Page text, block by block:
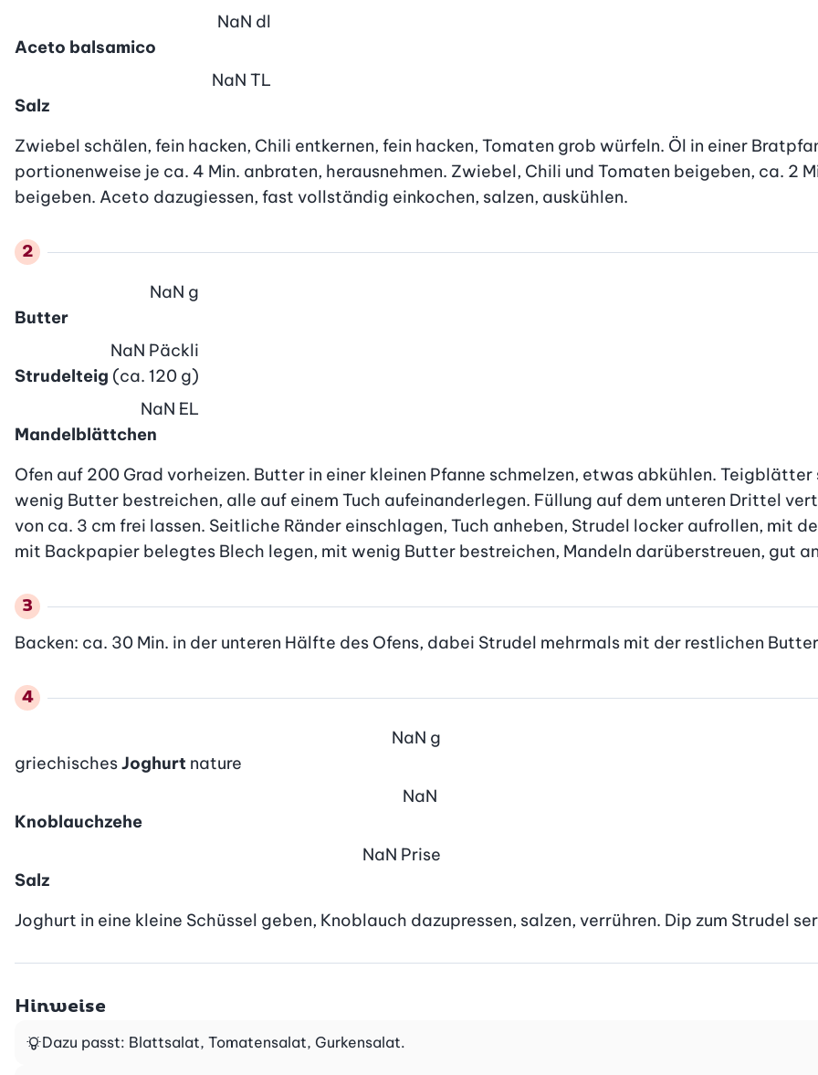
Aceto balsamico
NaN dl
Salz
NaN TL
Zwiebel schälen, fein hacken, Chili entkernen, fein hacken, Tomaten grob würfeln. Öl in einer
portionenweise je ca. 4 Min. anbraten, herausnehmen. Zwiebel, Chili und Tomaten beigeben, ca. 2
beigeben. Aceto dazugiessen, fast vollständig einkochen, salzen, auskühlen.
Butter
NaN g
Strudelteig (ca. 120 g)
NaN Päckli
Mandelblättchen
NaN EL
Ofen auf 200 Grad vorheizen. Butter in einer kleinen Pfanne schmelzen, etwas abkühlen.
wenig Butter bestreichen, alle auf einem Tuch aufeinanderlegen. Füllung auf dem unteren Drittel
von ca. 3 cm frei lassen. Seitliche Ränder einschlagen, Tuch anheben, Strudel locker aufrollen, mit
mit Backpapier belegtes Blech legen, mit wenig Butter bestreichen, Mandeln darüberstreuen, gut
Backen: ca. 30 Min. in der unteren Hälfte des Ofens, dabei Strudel mehrmals mit der restlichen
griechischesJoghurt nature
NaN g
Knoblauchzehe
NaN
Salz
NaN Prise
Joghurt in eine kleine Schüssel geben, Knoblauch dazupressen, salzen, verrühren. Dip zum Strudel
Hinweise
Dazu passt: Blattsalat, Tomatensalat, Gurkensalat.